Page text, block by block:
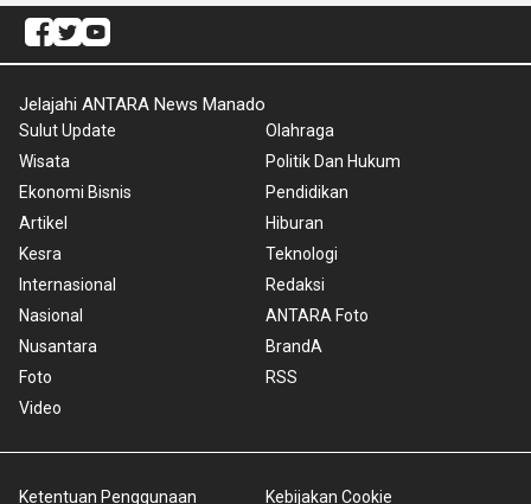
Jelajahi ANTARA News Manado
Sulut Update
Wisata
Ekonomi Bisnis
Artikel
Kesra
Internasional
Nasional
Nusantara
Foto
Video
Olahraga
Politik Dan Hukum
Pendidikan
Hiburan
Teknologi
Redaksi
ANTARA Foto
BrandA
RSS
Ketentuan Penggunaan Kebijakan Cookie